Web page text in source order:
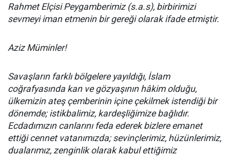
Rahmet Elçisi Peygamberimiz (s.a.s), birbirimizi
sevmeyi iman etmenin bir gereği olarak ifade etmiştir.
Aziz Müminler!
Savaşların farklı bölgelere yayıldığı, İslam
coğrafyasında kan ve gözyaşının hâkim olduğu,
ülkemizin ateş çemberinin içine çekilmek istendiği bir
dönemde; istikbalimiz, kardeşliğimize bağlıdır.
Ecdadımızın canlarını feda ederek bizlere emanet
ettiği cennet vatanımızda; sevinçlerimiz, hüzünlerimiz,
dualarımız, zenginlik olarak kabul ettiğimiz